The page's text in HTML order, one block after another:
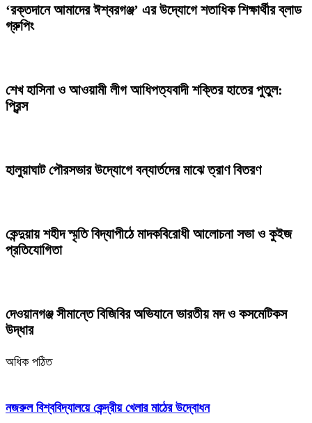
‘রক্তদানে আমাদের ঈশ্বরগঞ্জ’ এর উদ্যোগে শতাধিক শিক্ষার্থীর ব্লাড
গ্রুপিং
শেখ হাসিনা ও আওয়ামী লীগ আধিপত্যবাদী শক্তির হাতের পুতুল:
প্রিন্স
হালুয়াঘাট পৌরসভার উদ্যোগে বন্যার্তদের মাঝে ত্রাণ বিতরণ
কেন্দুয়ায় শহীদ স্মৃতি বিদ্যাপীঠে মাদকবিরোধী আলোচনা সভা ও কুইজ
প্রতিযোগিতা
দেওয়ানগঞ্জ সীমান্তে বিজিবির অভিযানে ভারতীয় মদ ও কসমেটিকস
উদ্ধার
অধিক পঠিত
নজরুল বিশ্ববিদ্যালয়ে কেন্দ্রীয় খেলার মাঠের উদ্বোধন